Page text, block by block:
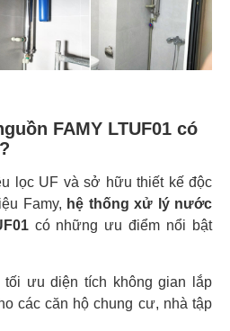
FAMY LTUF01 có
lọc UF và sở hữu thiết kế độc
Famy, hệ thống xử lý nước
có những ưu điểm nổi bật
tối ưu diện tích không gian lắp
các căn hộ chung cư, nhà tập